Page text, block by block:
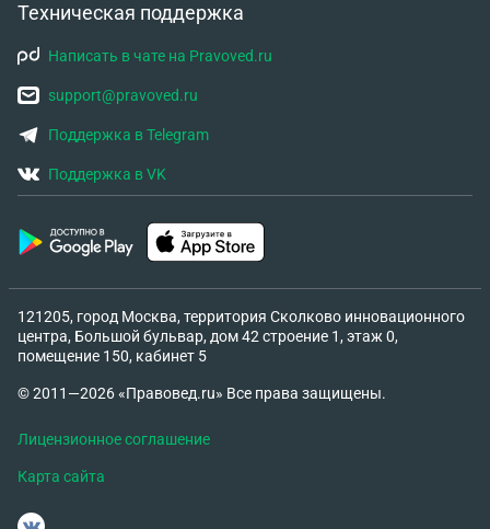
Техническая поддержка
Написать в чате на Pravoved.ru
support@pravoved.ru
Поддержка в Telegram
Поддержка в VK
121205, город Москва, территория Сколково инновационного
центра, Большой бульвар, дом 42 строение 1, этаж 0,
помещение 150, кабинет 5
© 2011—2026 «Правовед.ru» Все права защищены.
Лицензионное соглашение
Карта сайта